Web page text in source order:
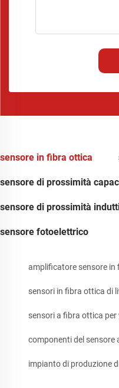
sensore in fibra ottica
sensore di prossimità
sensore di prossimità
sensore fotoelettrico
amplificatore sensore in
sensori in fibra ottica di
sensori a fibra ottica
componenti del sensore
impianto di produzione